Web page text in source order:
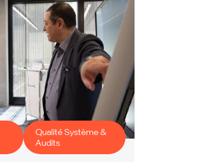
Qualité Système &
Audits